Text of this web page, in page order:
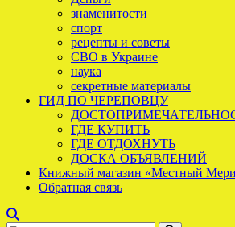
знаменитости
спорт
рецепты и советы
СВО в Украине
наука
секретные материалы
ГИД ПО ЧЕРЕПОВЦУ
ГДЕ КУПИТЬ
ГДЕ ОТДОХНУТЬ
ДОСКА ОБЪЯВЛЕНИЙ
Книжный магазин «Местный
Обратная связь